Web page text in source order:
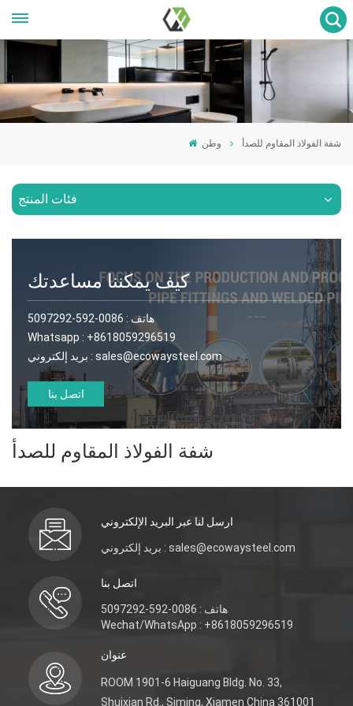
وطن شفة الفولاذ المقاوم للصدأ
فئات المنتج
كيف يمكننا مساعدتك
هاتف : 0086-592-5097292
Whatsapp : +8618059296519
بريد إلكتروني : sales@ecowaysteel.com
اتصل بنا
شفة الفولاذ المقاوم للصدأ
ارسل لنا عبر البريد الإلكتروني
بريد إلكتروني : sales@ecowaysteel.com
اتصل بنا
هاتف : 0086-592-5097292
Wechat/WhatsApp : +8618059296519
عنوان
ROOM 1901-6 Haiguang Bldg. No. 33,
Shuixian Rd., Siming, Xiamen China 361001